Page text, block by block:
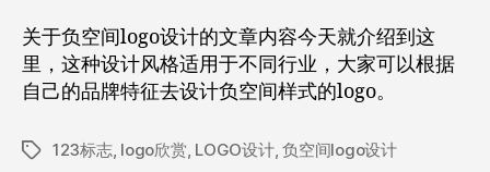
关于负空间logo设计的文章内容今天就介绍到这
里，这种设计风格适用于不同行业，大家可以根据
自己的品牌特征去设计负空间样式的logo。
标
123标志, logo欣赏 LOGO设计,负空间logo设计